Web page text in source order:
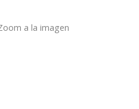
a la imagen